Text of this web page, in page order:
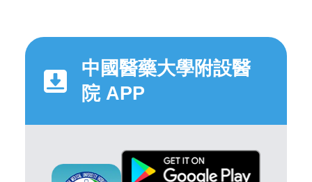
中國醫藥大學附設醫
院 APP